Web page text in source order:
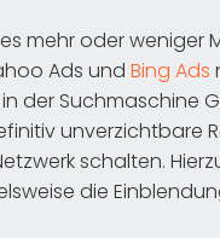
mehr oder weniger
Ads und Bing Ads
der Suchmaschine
unverzichtbare
schalten.
die